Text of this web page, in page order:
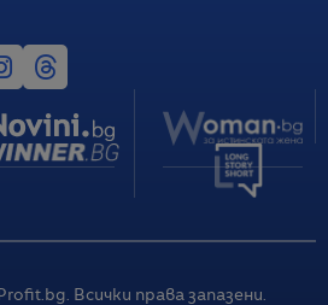
Profit.bg. Всички права запазени.